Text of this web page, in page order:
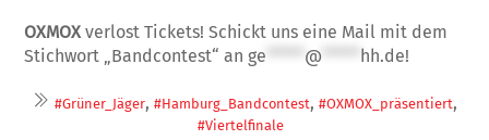
OXMOX verlost Tickets! Schickt uns eine Mail mit dem
Stichwort „Bandcontest“ ange @ hh.de!
#Grüner_Jäger, #Hamburg_Bandcontest, #OXMOX_präsentiert,
#Viertelfinale